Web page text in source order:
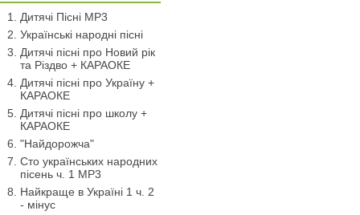
Дитячі Пісні MP3
Українські народні пісні
Дитячі пісні про Новий рік
та Різдво + КАРАОКЕ
Дитячі пісні про Україну +
КАРАОКЕ
Дитячі пісні про школу +
КАРАОКЕ
"Найдорожча"
Сто українських народних
пісень ч. 1 МР3
Найкраще в Україні 1 ч. 2
- мінус